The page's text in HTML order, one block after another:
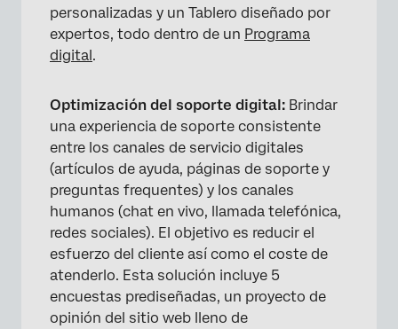
personalizadas y un Tablero diseñado por
expertos, todo dentro de un Programa
digital.
Optimización del soporte digital: Brindar
una experiencia de soporte consistente
entre los canales de servicio digitales
(artículos de ayuda, páginas de soporte y
preguntas frequentes) y los canales
humanos (chat en vivo, llamada telefónica,
redes sociales). El objetivo es reducir el
esfuerzo del cliente así como el coste de
atenderlo. Esta solución incluye 5
encuestas prediseñadas, un proyecto de
opinión del sitio web lleno de